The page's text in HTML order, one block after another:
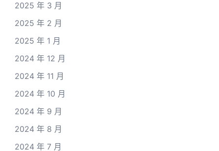
2025 年 3 月
2025 年 2 月
2025 年 1 月
2024 年 12 月
2024 年 11 月
2024 年 10 月
2024 年 9 月
2024 年 8 月
2024 年 7 月